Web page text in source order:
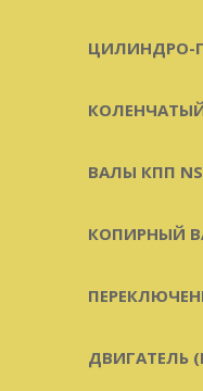
ЦИЛИНДРО-
ВАЛЫ КПП
КОПИРНЫЙ
ДВИГАТЕЛЬ